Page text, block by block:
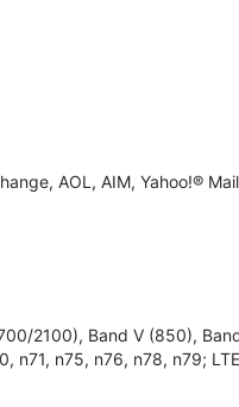
AOL, AIM, Yahoo!®
2100), Band V (850),
n75, n76, n78, n79;